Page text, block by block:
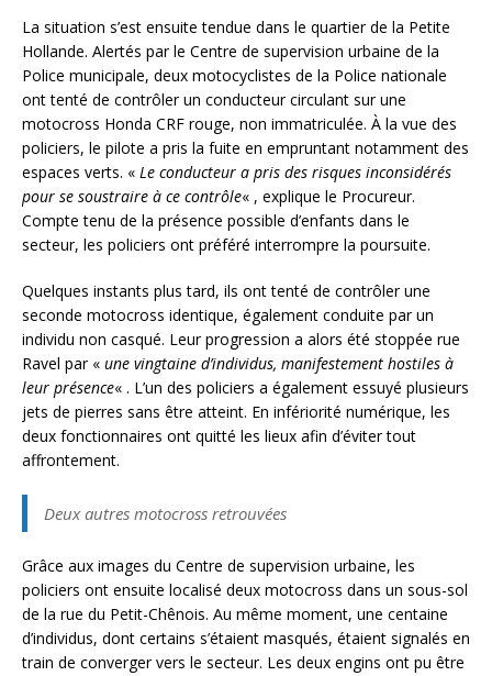
La situation s’est ensuite tendue dans le quartier de la Petite
Hollande. Alertés par le Centre de supervision urbaine de la
Police municipale, deux motocyclistes de la Police nationale
ont tenté de contrôler un conducteur circulant sur une
motocross Honda CRF rouge, non immatriculée. À la vue des
policiers, le pilote a pris la fuite en empruntant notamment des
espaces verts. « Le conducteur a pris des risques inconsidérés
pour se soustraire à ce contrôle« , explique le Procureur.
Compte tenu de la présence possible d’enfants dans le
secteur, les policiers ont préféré interrompre la poursuite.
Quelques instants plus tard, ils ont tenté de contrôler une
seconde motocross identique, également conduite par un
individu non casqué. Leur progression a alors été stoppée rue
Ravel par « une vingtaine d’individus, manifestement hostiles à
leur présence« . L’un des policiers a également essuyé plusieurs
jets de pierres sans être atteint. En infériorité numérique, les
deux fonctionnaires ont quitté les lieux afin d’éviter tout
affrontement.
Deux autres motocross retrouvées
Grâce aux images du Centre de supervision urbaine, les
policiers ont ensuite localisé deux motocross dans un sous-sol
de la rue du Petit-Chênois. Au même moment, une centaine
d’individus, dont certains s’étaient masqués, étaient signalés en
train de converger vers le secteur. Les deux engins ont pu être